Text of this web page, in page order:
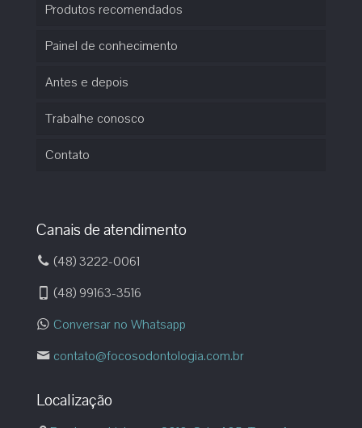
Produtos recomendados
Painel de conhecimento
Antes e depois
Trabalhe conosco
Contato
Canais de atendimento
(48) 3222-0061
(48) 99163-3516
Conversar no Whatsapp
contato@focosodontologia.com.br
Localização